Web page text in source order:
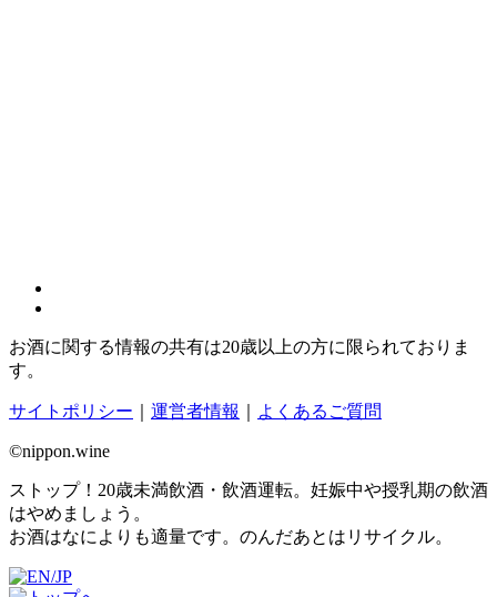
お酒に関する情報の共有は20歳以上の方に限られておりま
す。
サイトポリシー 運営者情報 よくあるご質問
©nippon.wine
ストップ！20歳未満飲酒・飲酒運転。妊娠中や授乳期の飲酒
はやめましょう。
お酒はなによりも適量です。のんだあとはリサイクル。